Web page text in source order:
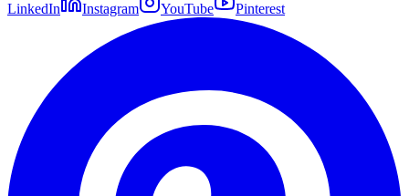
LinkedIn Instagram YouTube Pinterest